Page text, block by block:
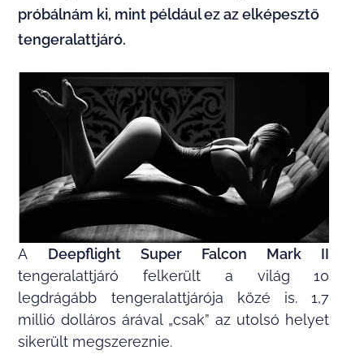
próbálnám ki, mint például ez az elképesztő
tengeralattjáró.
A Deepflight Super Falcon Mark II
tengeralattjáró felkerült a világ 10
legdrágább tengeralattjárója közé is. 1,7
millió dolláros árával „csak” az utolsó helyet
sikerült megszereznie.